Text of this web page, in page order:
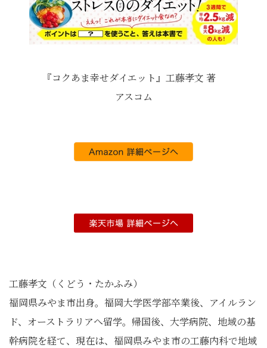
『コクあま幸せダイエット』工藤孝文 著
アスコム
工藤孝文（くどう・たかふみ）
福岡県みやま市出身。福岡大学医学部卒業後、アイルラン
ド、オーストラリアへ留学。帰国後、大学病院、地域の基
幹病院を経て、現在は、福岡県みやま市の工藤内科で地域